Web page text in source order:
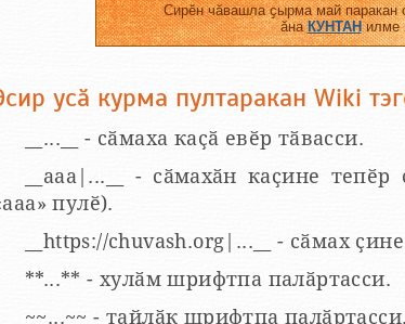
Сирӗн чӑвашла ҫырма май паракан
ӑнаКУНТАНилме
усӑ курма пултаракан Wiki
__...__ - сӑмаха каҫӑ евӗр тӑвасси.
__aaa|...__ - сӑмахӑн каҫине
пулӗ).
__https://chuvash.org|...__ - сӑмах
**...** - хулӑм шрифтпа палӑртасси.
~~...~~ - тайлӑк шрифтпа палӑртасси.